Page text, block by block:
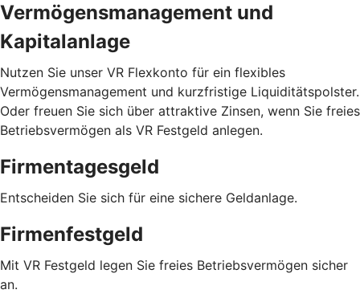
Vermögensmanagement und
Kapitalanlage
Nutzen Sie unser VR Flexkonto für ein flexibles
Vermögensmanagement und kurzfristige Liquiditätspolster.
Oder freuen Sie sich über attraktive Zinsen, wenn Sie freies
Betriebsvermögen als VR Festgeld anlegen.
Firmentagesgeld
Entscheiden Sie sich für eine sichere Geldanlage.
Firmenfestgeld
Mit VR Festgeld legen Sie freies Betriebsvermögen sicher
an.